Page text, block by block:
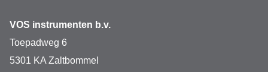
VOS instrumenten b.v.
Toepadweg 6
5301 KA Zaltbommel